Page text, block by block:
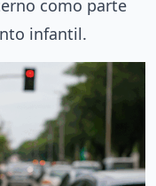
como parte
infantil.